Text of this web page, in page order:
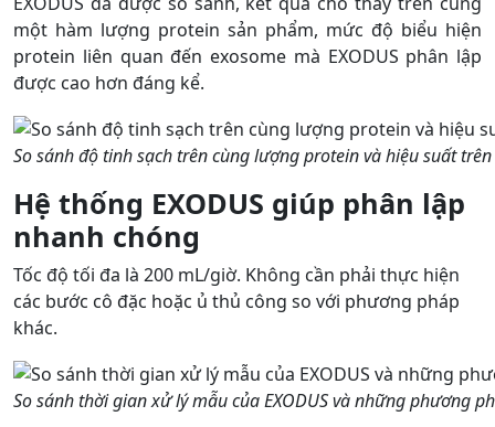
một hàm lượng protein sản phẩm, mức độ biểu hiện
protein liên quan đến exosome mà EXODUS phân lập
được cao hơn đáng kể.
So sánh độ tinh sạch trên cùng lượng protein và hiệu suất
Hệ thống EXODUS giúp phân lập
nhanh chóng
Tốc độ tối đa là 200 mL/giờ. Không cần phải thực hiện
các bước cô đặc hoặc ủ thủ công so với phương pháp
khác.
So sánh thời gian xử lý mẫu của EXODUS và những phương